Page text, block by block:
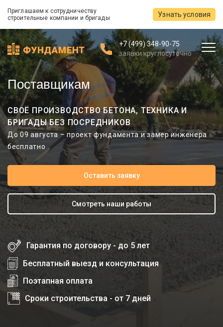
Приглашаем к сотрудничеству
строительные компании и бригады
Узнать условия
+7 (499) 348-90-75
заявки круглосуточно
Поставщикам
СВОЁ ПРОИЗВОДСТВО БЕТОНА, ТЕХНИКА И
БРИГАДЫ БЕЗ ПОСРЕДНИКОВ
До 09 августа – проект фундамента и замер инженера
бесплатно
Оставить заявку
Смотреть наши работы
Гарантия по договору - до 5 лет
Бесплатный выезд и консультация
Поэтапная оплата
Сроки строительства - от 7 дней